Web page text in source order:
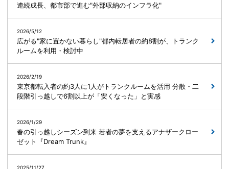
連続成長、都市部で進む"外部収納のインフラ化"
2026/5/12
広がる"家に置かない暮らし"都内転居者の約8割が、トランク
ルームを利用・検討中
2026/2/19
東京都転入者の約3人に1人がトランクルームを活用 分散・二
段階引っ越しで6割以上が「安くなった」と実感
2026/1/29
春の引っ越しシーズン到来 若者の夢を支えるアナザークロー
ゼット『Dream Trunk』
2025/11/27